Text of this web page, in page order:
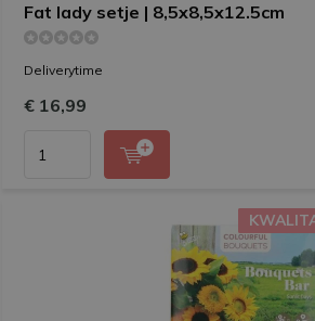
Fat lady setje | 8,5x8,5x12.5cm
Deliverytime
€ 16,99